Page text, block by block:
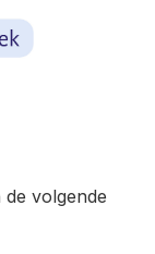
volgende